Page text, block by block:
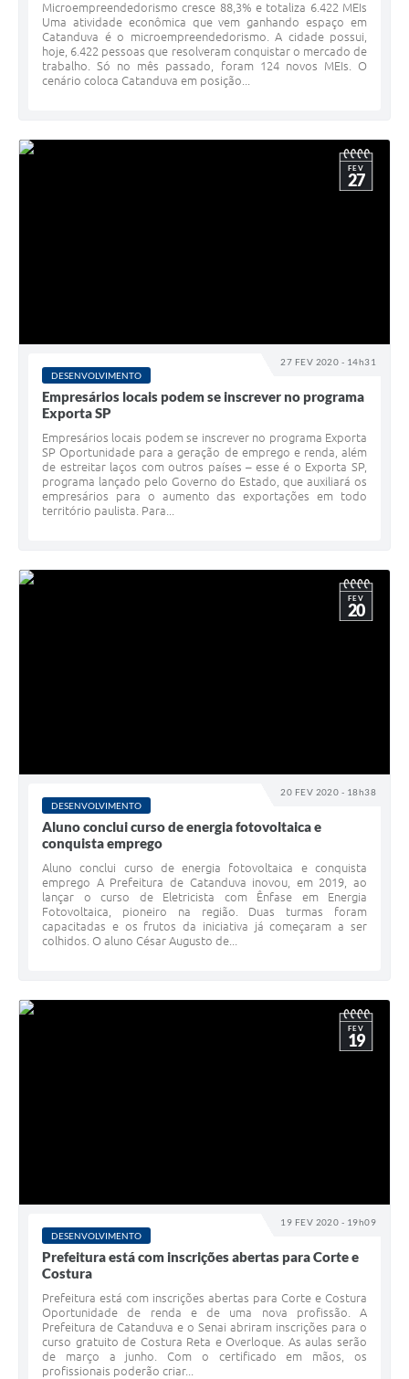
Microempreendedorismo cresce 88,3% e totaliza 6.422 MEIs
Uma atividade econômica que vem ganhando espaço em
Catanduva é o microempreendedorismo. A cidade possui,
hoje, 6.422 pessoas que resolveram conquistar o mercado de
trabalho. Só no mês passado, foram 124 novos MEIs. O
cenário coloca Catanduva em posição...
27 FEV 2020 - 14h31
FEV
27
DESENVOLVIMENTO
Empresários locais podem se inscrever no programa
Exporta SP
Empresários locais podem se inscrever no programa Exporta
SP Oportunidade para a geração de emprego e renda, além
de estreitar laços com outros países – esse é o Exporta SP,
programa lançado pelo Governo do Estado, que auxiliará os
empresários para o aumento das exportações em todo
território paulista. Para...
20 FEV 2020 - 18h38
FEV
20
DESENVOLVIMENTO
Aluno conclui curso de energia fotovoltaica e
conquista emprego
Aluno conclui curso de energia fotovoltaica e conquista
emprego A Prefeitura de Catanduva inovou, em 2019, ao
lançar o curso de Eletricista com Ênfase em Energia
Fotovoltaica, pioneiro na região. Duas turmas foram
capacitadas e os frutos da iniciativa já começaram a ser
colhidos. O aluno César Augusto de...
19 FEV 2020 - 19h09
FEV
19
DESENVOLVIMENTO
Prefeitura está com inscrições abertas para Corte e
Costura
Prefeitura está com inscrições abertas para Corte e Costura
Oportunidade de renda e de uma nova profissão. A
Prefeitura de Catanduva e o Senai abriram inscrições para o
curso gratuito de Costura Reta e Overloque. As aulas serão
de março a junho. Com o certificado em mãos, os
profissionais poderão criar...